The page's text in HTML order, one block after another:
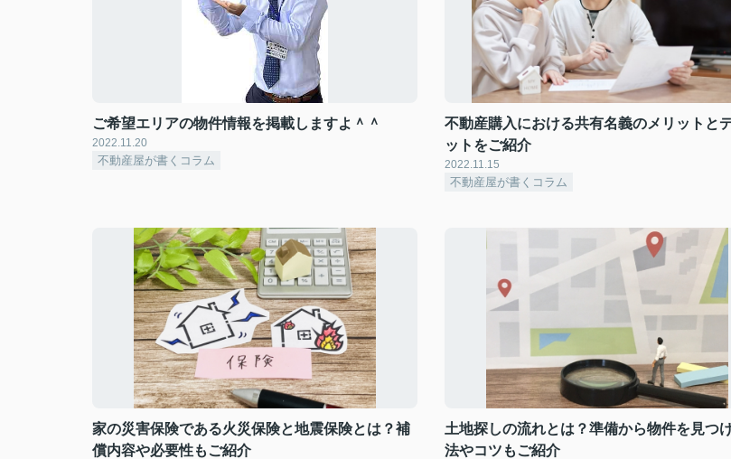
ご希望エリアの物件情報を掲載しますよ＾＾
2022.11.20
不動産屋が書くコラム
不動産購入における共有名義のメリットと
ットをご紹介
2022.11.15
不動産屋が書くコラム
家の災害保険である火災保険と地震保険とは？補
償内容や必要性もご紹介
土地探しの流れとは？準備から物件を見つ
法やコツもご紹介